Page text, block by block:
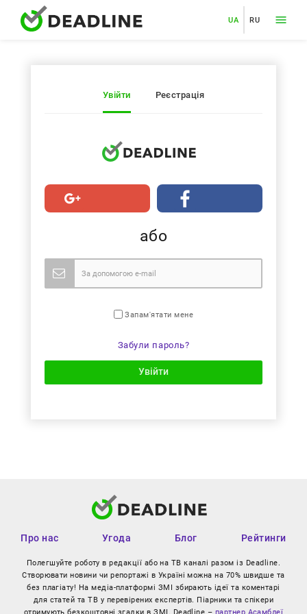
UA RU
Увійти Реєстрація
або
Запам'ятати мене
Забули пароль?
Увійти
Про нас Угода Блог Рейтинги
Полегшуйте роботу в редакції або на ТВ каналі разом із Deadline.
Створювати новини чи репортажі в Україні можна на 70% швидше та
без плагіату! На медіа-платформі ЗМІ збирають ідеї та коментарі
для статей та ТВ у перевірених експертів. Піарники та спікери